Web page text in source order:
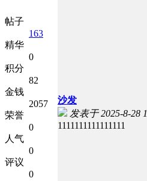
帖子
163
精华
0
积分
82
金钱
2057
荣誉
0
人气
0
评议
0
沙发
发表于 2025-8-28
1111111111111111